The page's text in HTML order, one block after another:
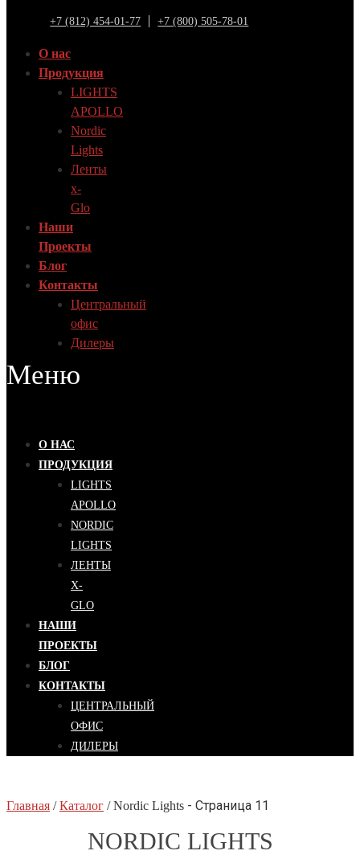
+7 (812) 454-01-77 +7 (800) 505-78-01
О нас
Продукция
LIGHTS
APOLLO
Nordic
Lights
Ленты
x-
Glo
Наши
Проекты
Блог
Контакты
Центральный
офис
Дилеры
Меню
О НАС
ПРОДУКЦИЯ
LIGHTS
APOLLO
NORDIC
LIGHTS
ЛЕНТЫ
X-
GLO
НАШИ
ПРОЕКТЫ
БЛОГ
КОНТАКТЫ
ЦЕНТРАЛЬНЫЙ
ОФИС
ДИЛЕРЫ
Главная / Каталог / Nordic Lights - Страница 11
NORDIC LIGHTS